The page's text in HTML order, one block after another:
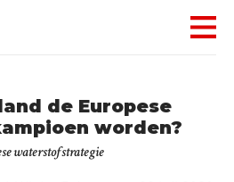
de Europese
worden?
waterstofstrategie